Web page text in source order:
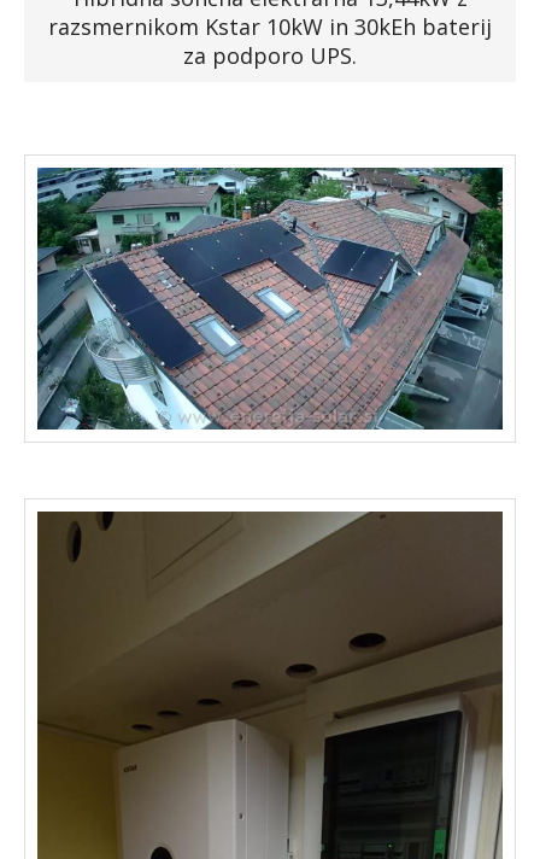
Faq
Spletna trgovina »
razsmernikom Kstar 10kW in 30kEh baterij
za podporo UPS.